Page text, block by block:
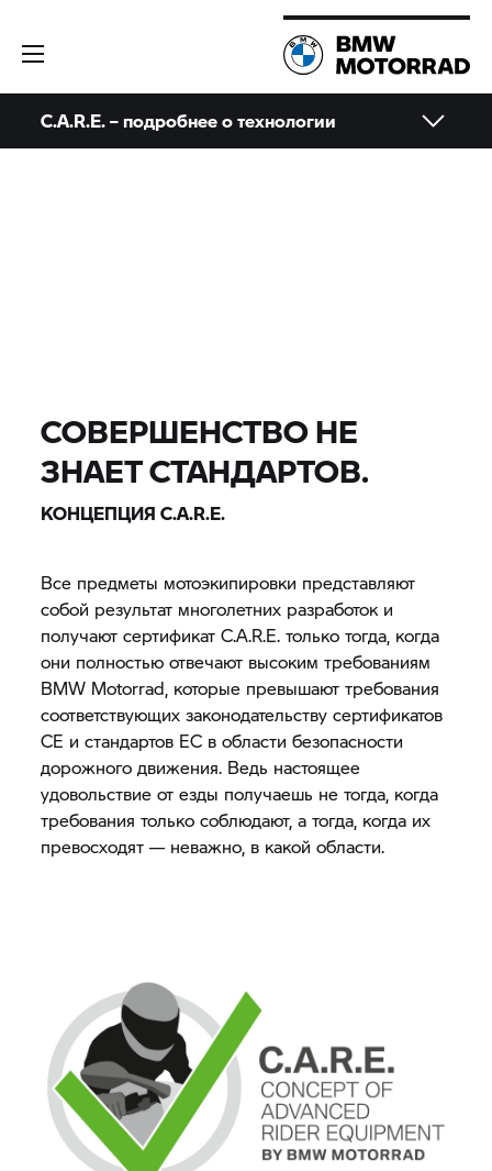
C.A.R.E. – подробнее о технологии
СОВЕРШЕНСТВО НЕ
ЗНАЕТ СТАНДАРТОВ.
КОНЦЕПЦИЯ C.A.R.E.
Все предметы мотоэкипировки представляют
собой результат многолетних разработок и
получают сертификат C.A.R.E. только тогда, когда
они полностью отвечают высоким требованиям
BMW Motorrad, которые превышают требования
соответствующих законодательству сертификатов
CE и стандартов ЕС в области безопасности
дорожного движения. Ведь настоящее
удовольствие от езды получаешь не тогда, когда
требования только соблюдают, а тогда, когда их
превосходят — неважно, в какой области.